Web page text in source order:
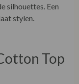
silhouettes. Een
stylen.
Top